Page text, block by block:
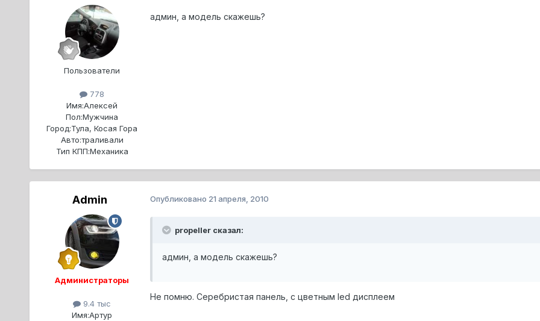
Пользователи
778
Имя:Алексей
Пол:Мужчина
Город:Тула, Косая Гора
Авто:траливали
Тип КПП:Механика
админ, а модель скажешь?
Admin
Администраторы
9.4 тыс
Имя:Артур
Опубликовано 21 апреля, 2010
propeller сказал:
админ, а модель скажешь?
Не помню. Серебристая панель, с цветным led дисплеем